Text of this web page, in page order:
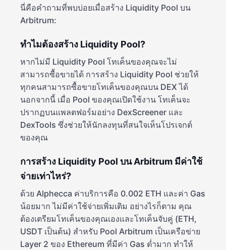
นี่คือคำถามที่พบบ่อยเมื่อสร้าง Liquidity Pool บน
Arbitrum:
ทำไมต้องสร้าง Liquidity Pool?
หากไม่มี Liquidity Pool โทเค็นของคุณจะไม่
สามารถซื้อขายได้ การสร้าง Liquidity Pool ช่วยให้
ทุกคนสามารถซื้อขายโทเค็นของคุณบน DEX ได้
นอกจากนี้ เมื่อ Pool ของคุณเปิดใช้งาน โทเค็นจะ
ปรากฏบนแพลตฟอร์มอย่าง DexScreener และ
DexTools ซึ่งช่วยให้นักลงทุนที่สนใจเห็นโปรเจกต์
ของคุณ
การสร้าง Liquidity Pool บน Arbitrum มีค่าใช้
จ่ายเท่าไหร่?
ด้วย Alphecca ค่าบริการคือ 0.002 ETH และค่า Gas
น้อยมาก ไม่มีค่าใช้จ่ายเพิ่มเติม อย่างไรก็ตาม คุณ
ต้องเตรียมโทเค็นของคุณเองและโทเค็นจับคู่ (ETH,
USDT เป็นต้น) สำหรับ Pool Arbitrum เป็นเครือข่าย
Layer 2 ของ Ethereum ที่มีค่า Gas ต่ำมาก ทำให้